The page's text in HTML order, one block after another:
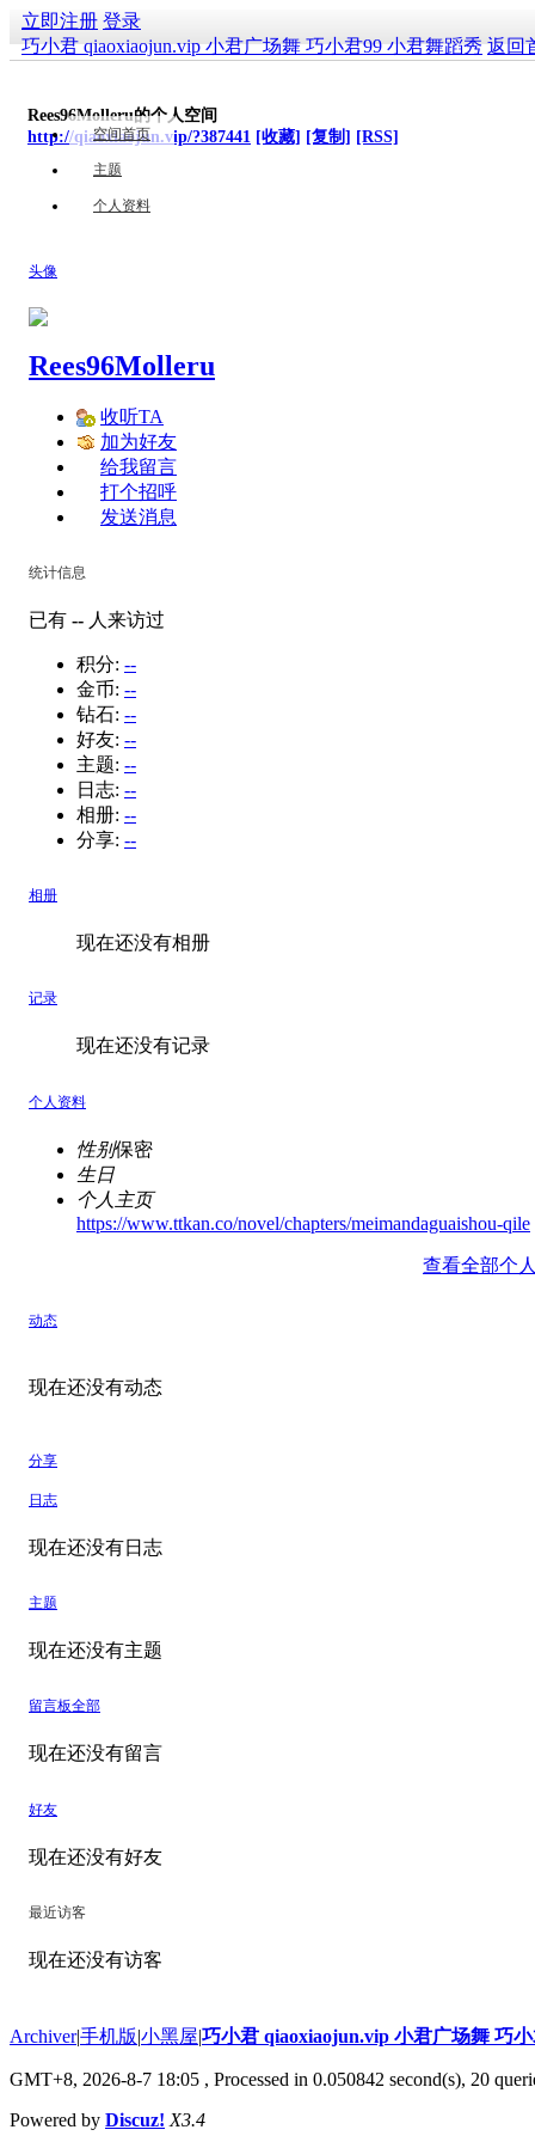
立即注册 登录
巧小君 qiaoxiaojun.vip 小君广场舞 巧小君99 小君舞蹈秀 返回
Rees96Molleru的个人空间
http://qiaoxiaojun.vip/?387441 [收藏] [复制] [RSS]
空间首页
主题
个人资料
头像
Rees96Molleru
收听TA
加为好友
给我留言
打个招呼
发送消息
统计信息
已有 -- 人来访过
积分: --
金币: --
钻石: --
好友: --
主题: --
日志: --
相册: --
分享: --
相册
现在还没有相册
记录
现在还没有记录
个人资料
性别保密
生日
个人主页
https://www.ttkan.co/novel/chapters/meimandaguaishou-qile
查看全部个
动态
现在还没有动态
分享
日志
现在还没有日志
主题
现在还没有主题
留言板全部
现在还没有留言
好友
现在还没有好友
最近访客
现在还没有访客
Archiver|手机版|小黑屋|巧小君 qiaoxiaojun.vip 小君广场舞 巧
GMT+8, 2026-8-7 18:05 , Processed in 0.050842 second(s), 20
Powered by Discuz! X3.4